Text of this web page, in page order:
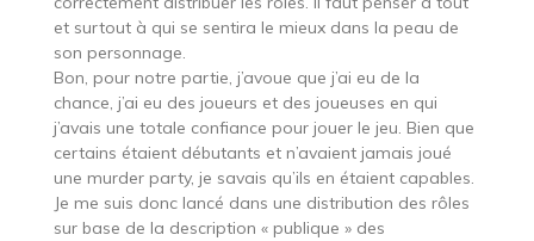
et surtout à qui se sentira le mieux dans la peau de
son personnage.
Bon, pour notre partie, j’avoue que j’ai eu de la
chance, j’ai eu des joueurs et des joueuses en qui
j’avais une totale confiance pour jouer le jeu. Bien que
certains étaient débutants et n’avaient jamais joué
une murder party, je savais qu’ils en étaient capables.
Je me suis donc lancé dans une distribution des rôles
sur base de la description « publique » des